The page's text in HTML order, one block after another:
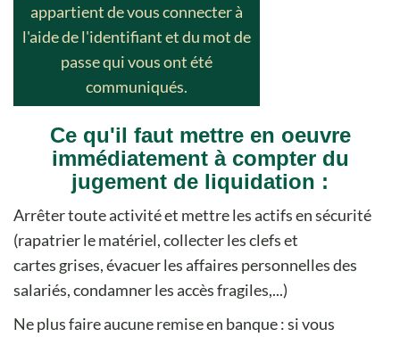
appartient de vous connecter à
l'aide de l'identifiant et du mot de
passe qui vous ont été
communiqués.
Ce qu'il faut mettre en oeuvre
immédiatement à compter du
jugement de liquidation :
Arrêter toute activité et mettre les actifs en sécurité
(rapatrier le matériel, collecter les clefs et
cartes grises, évacuer les affaires personnelles des
salariés, condamner les accès fragiles,...)
Ne plus faire aucune remise en banque : si vous